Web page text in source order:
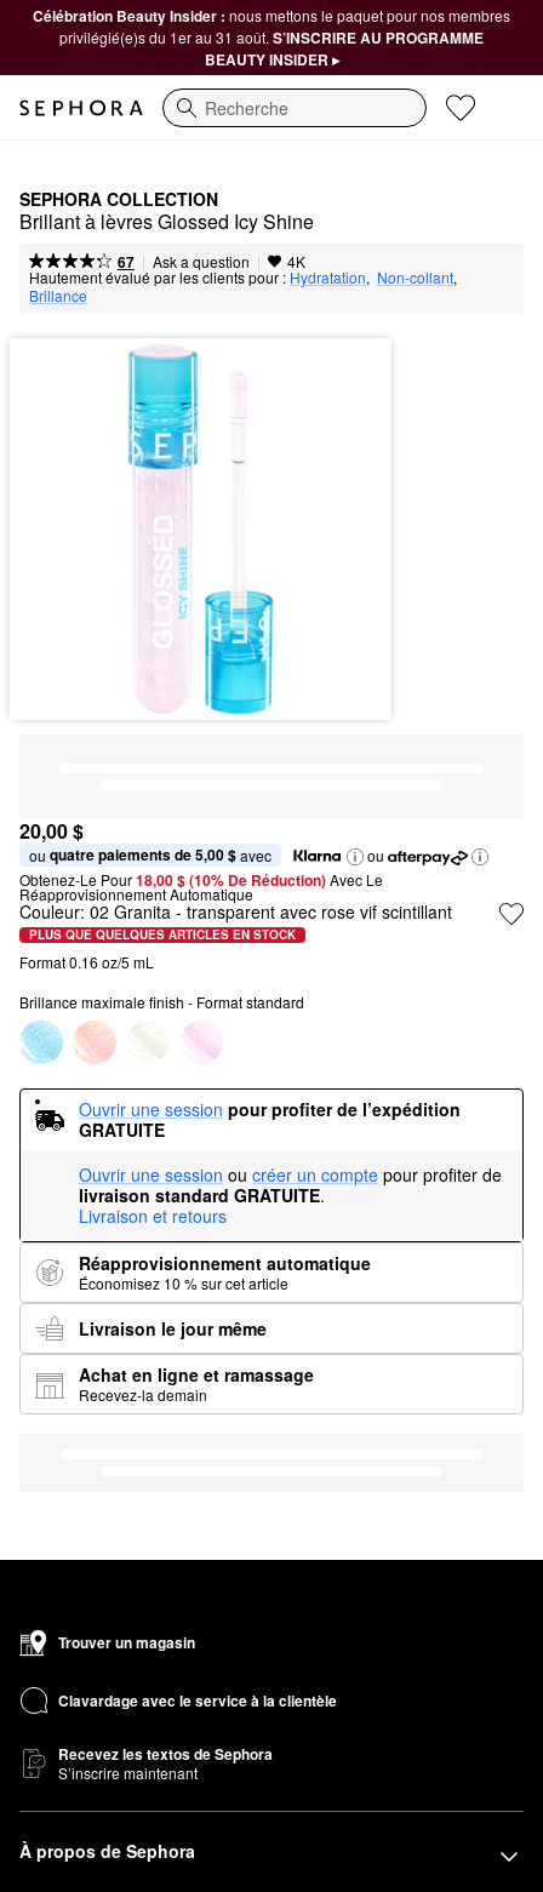
Célébration Beauty Insider : nous mettons le paquet pour nos membres
privilégié(e)s du 1er au 31 août. S’INSCRIRE AU PROGRAMME
BEAUTY INSIDER ▸
Recherche
SEPHORA COLLECTION
Brillant à lèvres Glossed Icy Shine
67 | Ask a question | 4K
Hautement évalué par les clients pour : Hydratation, Non-collant,
Brillance
20,00 $
ou quatre paiements de 5,00 $ avec
ou
Obtenez-Le Pour18,00 $ (10% De Réduction) Avec Le
Réapprovisionnement Automatique
Couleur: 02 Granita - transparent avec rose vif scintillant
PLUS QUE QUELQUES ARTICLES EN STOCK
Format 0.16 oz/5 mL
Brillance maximale finish - Format standard
Ouvrir une session pour profiter de l’expédition
GRATUITE
Ouvrir une session ou créer un compte pour profiter de
livraison standard GRATUITE.
Livraison et retours
Réapprovisionnement automatique
Économisez 10 % sur cet article
Livraison le jour même
Achat en ligne et ramassage
Recevez-la demain
Trouver un magasin
Clavardage avec le service à la clientèle
Recevez les textos de Sephora
S’inscrire maintenant
À propos de Sephora